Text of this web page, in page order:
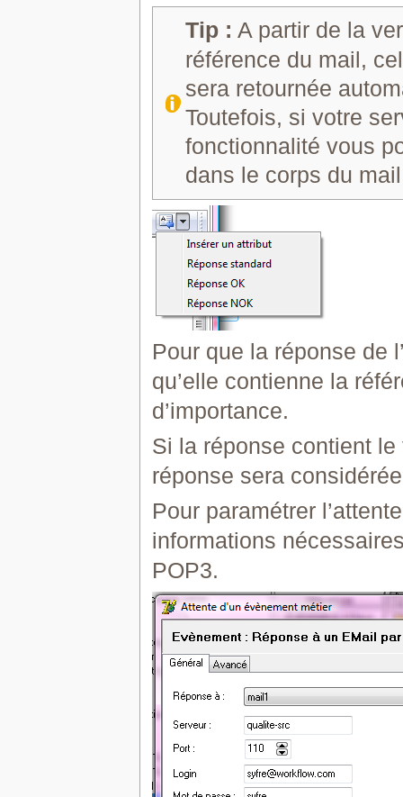
Tip : A partir de la
référence du mail,
sera retournée
Toutefois, si votre
fonctionnalité vous
dans le corps du
Pour que la réponse de
qu’elle contienne la
d’importance.
Si la réponse contient
réponse sera
Pour paramétrer
informations
POP3.